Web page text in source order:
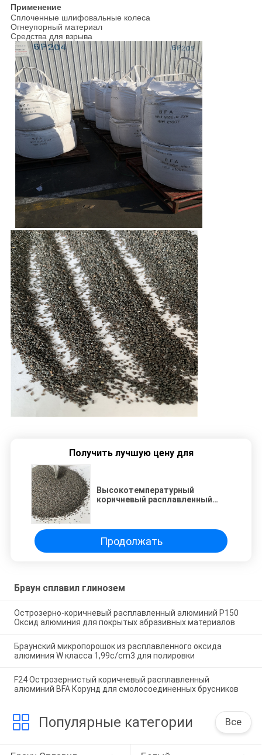
Применение
Сплоченные шлифовальные колеса
Огнеупорный материал
Средства для взрыва
Получить лучшую цену для
Высокотемпературный
коричневый расплавленный
Продолжать
Браун сплавил глинозем
Острозерно-коричневый расплавленный алюминий P150
Оксид алюминия для покрытых абразивных материалов
Браунский микропорошок из расплавленного оксида
алюминия W класса 1,99c/cm3 для полировки
F24 Острозернистый коричневый расплавленный
алюминий BFA Корунд для смолосоединенных брусников
Популярные категории Все